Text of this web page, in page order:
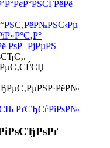
РѕР±РјРµРЅ
РґСЂСѓРіРѕР№